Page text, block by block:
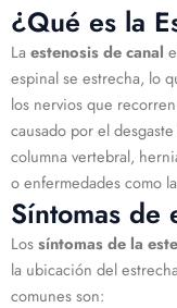
¿Qué es la
La estenosis de canal
espinal se estrecha, lo
los nervios que
causado por el
columna vertebral,
o enfermedades como
Síntomas de
Lossíntomas de la
la ubicación del
comunes son: